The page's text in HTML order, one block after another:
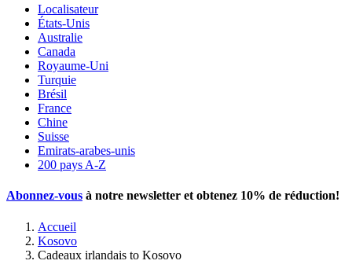
Localisateur
États-Unis
Australie
Canada
Royaume-Uni
Turquie
Brésil
France
Chine
Suisse
Emirats-arabes-unis
200 pays A-Z
Abonnez-vous à notre newsletter et obtenez 10% de réduction!
Accueil
Kosovo
Cadeaux irlandais to Kosovo